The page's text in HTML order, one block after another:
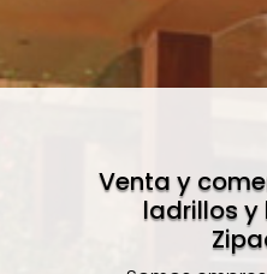
Venta y
ladrillos y